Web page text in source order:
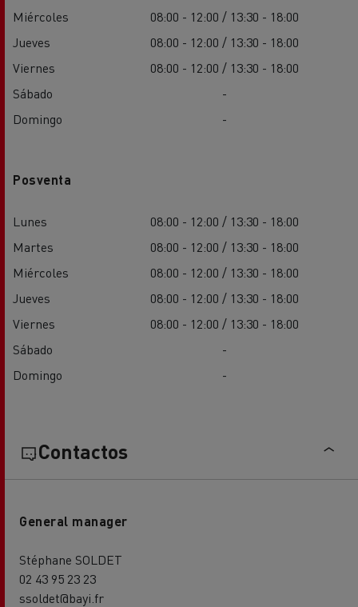
Miércoles
08:00 - 12:00 / 13:30 - 18:00
Jueves
08:00 - 12:00 / 13:30 - 18:00
Viernes
08:00 - 12:00 / 13:30 - 18:00
Sábado
-
Domingo
-
Posventa
Lunes
08:00 - 12:00 / 13:30 - 18:00
Martes
08:00 - 12:00 / 13:30 - 18:00
Miércoles
08:00 - 12:00 / 13:30 - 18:00
Jueves
08:00 - 12:00 / 13:30 - 18:00
Viernes
08:00 - 12:00 / 13:30 - 18:00
Sábado
-
Domingo
-
Contactos
General manager
Stéphane SOLDET
02 43 95 23 23
ssoldet@bayi.fr